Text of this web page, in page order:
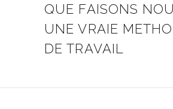
QUE FAISONS
UNE VRAIE
DE TRAVAIL